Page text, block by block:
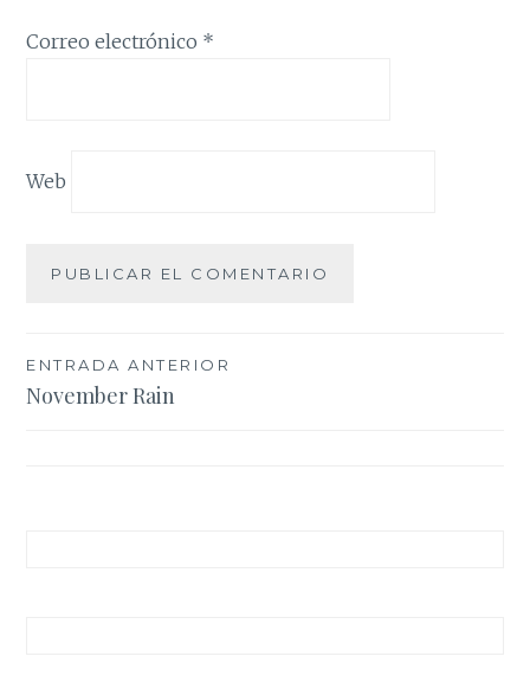
Correo electrónico *
Web
Navegación
de
ENTRADA ANTERIOR
November Rain